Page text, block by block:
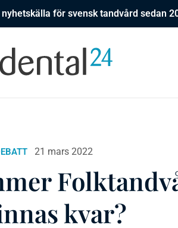
för svensk tandvård sedan
21 mars 2022
kvar?